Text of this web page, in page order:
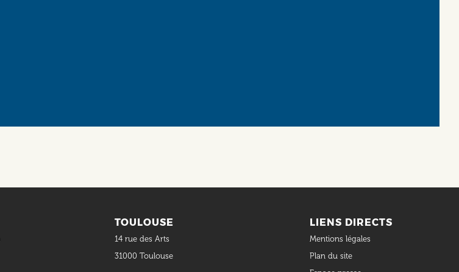
TOULOUSE
14 rue des Arts
31000 Toulouse
LIENS DIRECTS
Mentions légales
Plan du site